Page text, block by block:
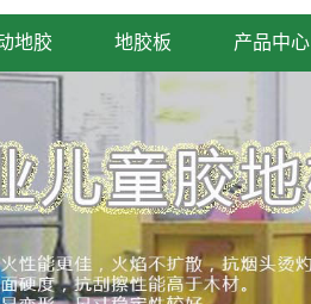
地胶 地胶板 产品中心